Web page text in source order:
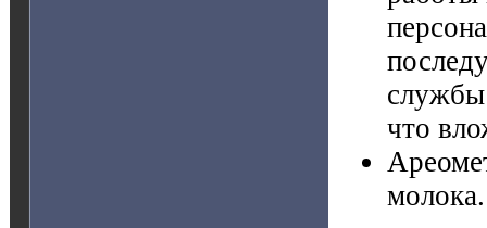
службы
что
молока.